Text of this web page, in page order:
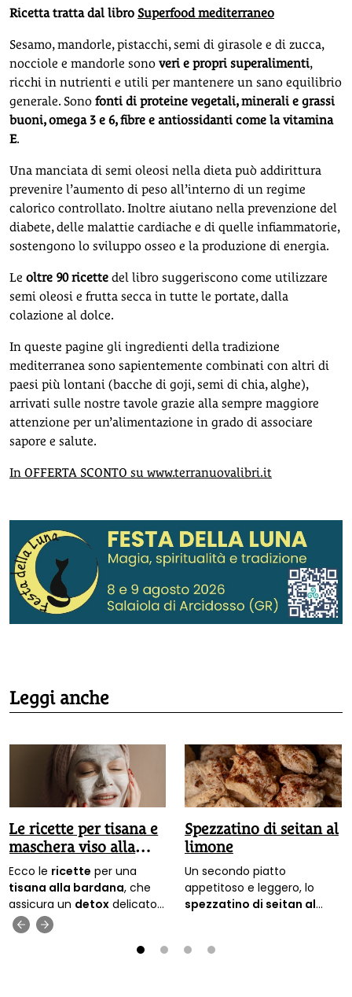
Ricetta tratta dal libro Superfood mediterraneo
Sesamo, mandorle, pistacchi, semi di girasole e di zucca,
nocciole e mandorle sono veri e propri superalimenti,
ricchi in nutrienti e utili per mantenere un sano equilibrio
generale. Sono fonti di proteine vegetali, minerali e grassi
buoni, omega 3 e 6, fibre e antiossidanti come la vitamina
E.
Una manciata di semi oleosi nella dieta può addirittura
prevenire l’aumento di peso all’interno di un regime
calorico controllato. Inoltre aiutano nella prevenzione del
diabete, delle malattie cardiache e di quelle infiammatorie,
sostengono lo sviluppo osseo e la produzione di energia.
Le oltre 90 ricette del libro suggeriscono come utilizzare
semi oleosi e frutta secca in tutte le portate, dalla
colazione al dolce.
In queste pagine gli ingredienti della tradizione
mediterranea sono sapientemente combinati con altri di
paesi più lontani (bacche di goji, semi di chia, alghe),
arrivati sulle nostre tavole grazie alla sempre maggiore
attenzione per un’alimentazione in grado di associare
sapore e salute.
In OFFERTA SCONTO su www.terranuovalibri.it
Leggi anche
Le ricette per tisana e
maschera viso alla
bardana
Ecco le ricette per una
tisana alla bardana, che
assicura un detox delicato,
e la maschera per il viso
che purifica la pelle.
Spezzatino di seitan al
limone
Un secondo piatto
appetitoso e leggero, lo
spezzatino di seitan al
Ecco come prepararlo